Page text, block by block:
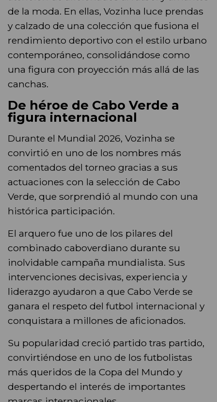
de la moda. En ellas, Vozinha luce prendas
y calzado de una colección que fusiona el
rendimiento deportivo con el estilo urbano
contemporáneo, consolidándose como
una figura con proyección más allá de las
canchas.
De héroe de Cabo Verde a
figura internacional
Durante el Mundial 2026, Vozinha se
convirtió en uno de los nombres más
comentados del torneo gracias a sus
actuaciones con la selección de Cabo
Verde, que sorprendió al mundo con una
histórica participación.
El arquero fue uno de los pilares del
combinado caboverdiano durante su
inolvidable campaña mundialista. Sus
intervenciones decisivas, experiencia y
liderazgo ayudaron a que Cabo Verde se
ganara el respeto del futbol internacional y
conquistara a millones de aficionados.
Su popularidad creció partido tras partido,
convirtiéndose en uno de los futbolistas
más queridos de la Copa del Mundo y
despertando el interés de importantes